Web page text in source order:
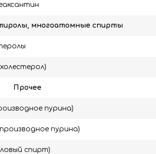
многоатомные спирты
Прочее
пурина)
пурина)
спирт)